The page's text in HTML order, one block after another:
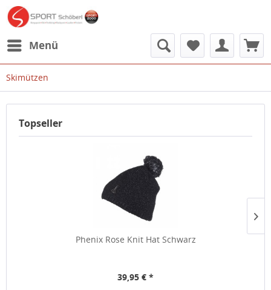
Menü
Skimützen
Topseller
Phenix Rose Knit Hat Schwarz
39,95 € *